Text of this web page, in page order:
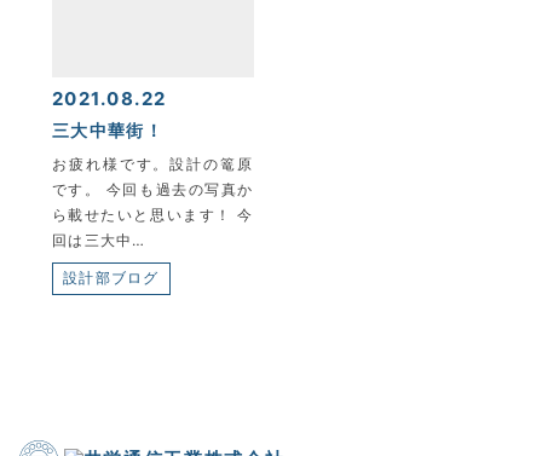
2021.08.22
三大中華街！
お疲れ様です。設計の篭原
です。 今回も過去の写真か
ら載せたいと思います！ 今
回は三大中…
設計部ブログ